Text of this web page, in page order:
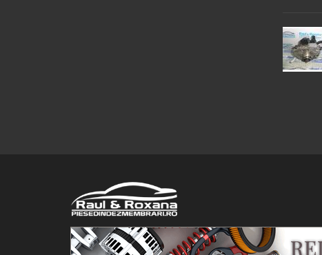
© 2016 Raul&Roxana SRL. Toate drepturile rezervate.